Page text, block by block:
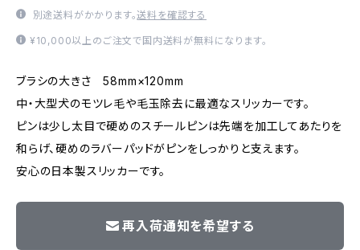
別途送料がかかります。送料を確認する
¥10,000以上のご注文で国内送料が無料になります。
ブラシの大きさ 58mm×120mm
中・大型犬のモツレ毛や毛玉除去に最適なスリッカーです。
ピンは少し太目で硬めのスチールピンは先端を加工してあたりを
和らげ、硬めのラバーパッドがピンをしっかりと支えます。
安心の日本製スリッカーです。
再入荷通知を希望する